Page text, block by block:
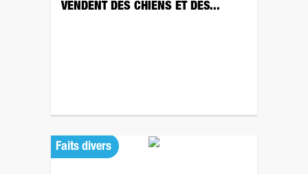
VENDENT DES CHIENS ET DES...
Faits divers